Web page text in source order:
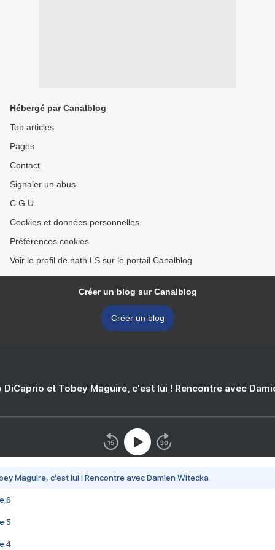
Hébergé par Canalblog
Top articles
Pages
Contact
Signaler un abus
C.G.U.
Cookies et données personnelles
Préférences cookies
Voir le profil de nath LS sur le portail Canalblog
Créer un blog sur Canalblog
Créer un blog
DiCaprio et Tobey Maguire, c'est lui ! Rencontre avec
Maguire, c'est lui ! Rencontre avec Damien Witecka
6
5
4